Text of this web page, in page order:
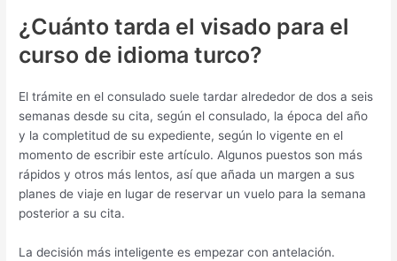
¿Cuánto tarda el visado para el
curso de idioma turco?
El trámite en el consulado suele tardar alrededor de dos a seis
semanas desde su cita, según el consulado, la época del año
y la completitud de su expediente, según lo vigente en el
momento de escribir este artículo. Algunos puestos son más
rápidos y otros más lentos, así que añada un margen a sus
planes de viaje en lugar de reservar un vuelo para la semana
posterior a su cita.
La decisión más inteligente es empezar con antelación.